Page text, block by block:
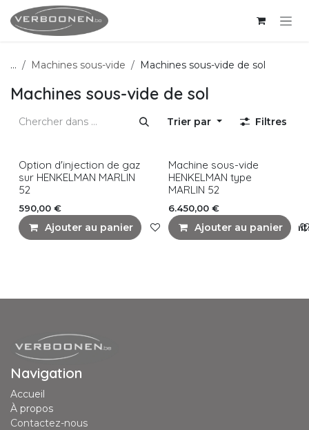
Se rendre au contenu
... Machines sous-vide Machines sous-vide de sol
Machines sous-vide de sol
Trier par Filtres
Option d'injection de gaz
sur HENKELMAN MARLIN
52
590,00 €
Ajouter au panier Ajouter à la liste de
Machine sous-vide
HENKELMAN type
MARLIN 52
6.450,00€
Ajouter au panier
Navigation
Accueil
À propos
Contactez-nous